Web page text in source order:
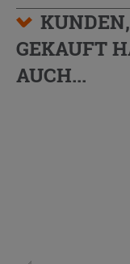
GEKAUFT
AUCH...